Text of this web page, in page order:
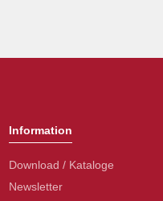
Information
Download / Kataloge
Newsletter